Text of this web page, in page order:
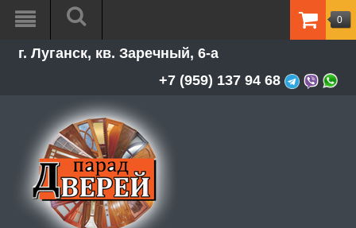
г. Луганск, кв. Заречный, 6-а
+7 (959) 137 94 68
0